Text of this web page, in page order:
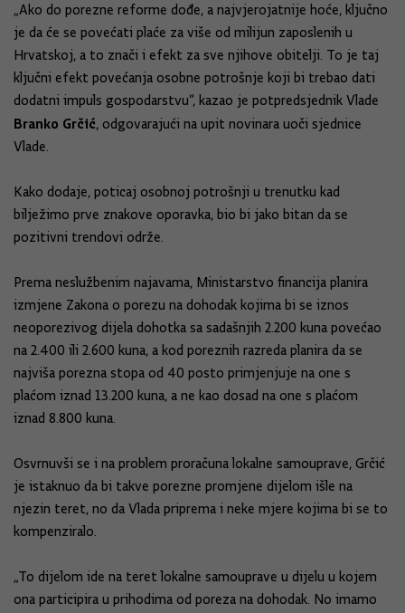
„Ako do porezne reforme dođe, a najvjerojatnije hoće, ključno
je da će se povećati plaće za više od milijun zaposlenih u
Hrvatskoj, a to znači i efekt za sve njihove obitelji. To je taj
ključni efekt povećanja osobne potrošnje koji bi trebao dati
dodatni impuls gospodarstvu“, kazao je potpredsjednik Vlade
Branko Grčić, odgovarajući na upit novinara uoči sjednice
Vlade.
Kako dodaje, poticaj osobnoj potrošnji u trenutku kad
bilježimo prve znakove oporavka, bio bi jako bitan da se
pozitivni trendovi održe.
Prema neslužbenim najavama, Ministarstvo financija planira
izmjene Zakona o porezu na dohodak kojima bi se iznos
neoporezivog dijela dohotka sa sadašnjih 2.200 kuna povećao
na 2.400 ili 2.600 kuna, a kod poreznih razreda planira da se
najviša porezna stopa od 40 posto primjenjuje na one s
plaćom iznad 13.200 kuna, a ne kao dosad na one s plaćom
iznad 8.800 kuna.
Osvrnuvši se i na problem proračuna lokalne samouprave, Grčić
je istaknuo da bi takve porezne promjene dijelom išle na
njezin teret, no da Vlada priprema i neke mjere kojima bi se to
kompenziralo.
„To dijelom ide na teret lokalne samouprave u dijelu u kojem
ona participira u prihodima od poreza na dohodak. No imamo